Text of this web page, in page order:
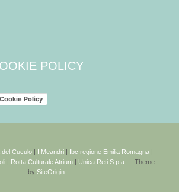
POLICY
Cookie Policy
del Cuculo | I Meandri | Ibc regione Emilia Romagna |
| Rotta Culturale Atrium| Unica Reti S.p.a.
Theme
by SiteOrigin